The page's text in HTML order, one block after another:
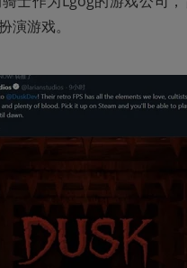
演游戏。